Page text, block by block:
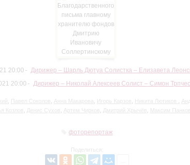
20:00
Дирижер – Шарль Дютуа Солистка – Елизавета
20:00
Дирижер – Николай Алексеев Солист – Симон
Павел Соколов Анна Макарова Игорь Карзов Никита Лютиков
Козлов Денис Сухов Артем Чирков Дмитрий Хрычёв Максим Панков
фоторепортаж
Поделиться: